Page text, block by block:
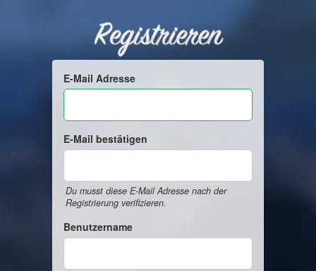
Registrieren
E-Mail Adresse
E-Mail bestätigen
Du musst diese E-Mail Adresse nach der
Registrierung verifizieren.
Benutzername